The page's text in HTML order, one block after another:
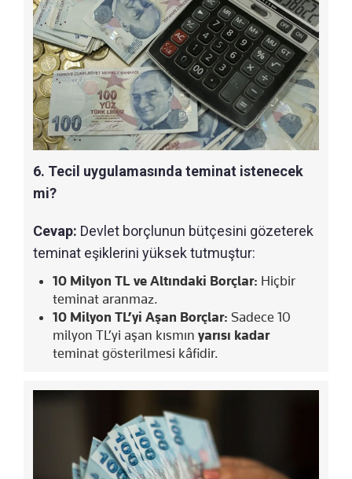
6. Tecil uygulamasında teminat istenecek
mi?
Cevap: Devlet borçlunun bütçesini gözeterek
teminat eşiklerini yüksek tutmuştur:
10 Milyon TL ve Altındaki Borçlar: Hiçbir
teminat aranmaz.
10 Milyon TL’yi Aşan Borçlar: Sadece 10
milyon TL’yi aşan kısmın yarısı kadar
teminat gösterilmesi kâfidir.